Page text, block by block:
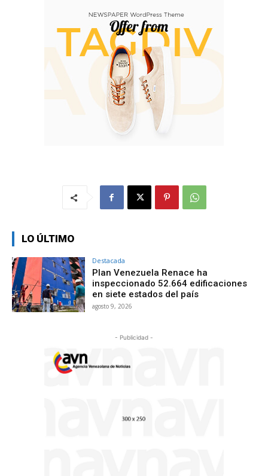
LO ÚLTIMO
Destacada
Plan Venezuela Renace ha
inspeccionado 52.664 edificaciones
en siete estados del país
agosto 9, 2026
- Publicidad -